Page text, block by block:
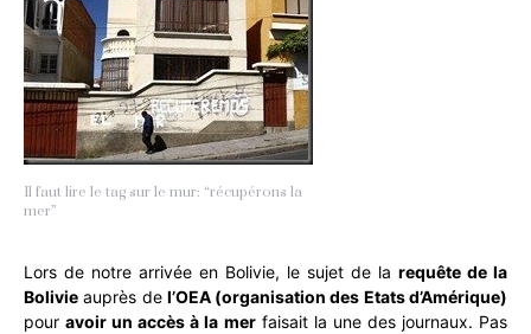
Il faut lire le tag sur le mur: “récupérons la
mer”
Lors de notre arrivée en Bolivie, le sujet de la requête de la
Bolivie auprès de l’OEA (organisation des Etats d’Amérique)
pouravoir un accès à la merfaisait la une des journaux. Pas